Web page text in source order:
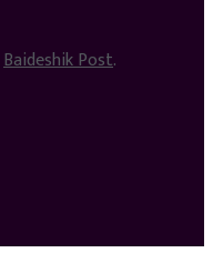
Baideshik Post.